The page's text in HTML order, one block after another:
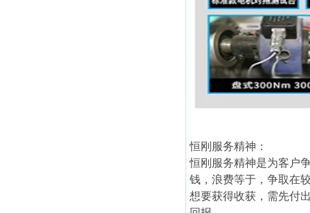
恒刚服务精神：
恒刚服务精神是为客户
钱，浪费等于，争取在
想要获得收获，需先付